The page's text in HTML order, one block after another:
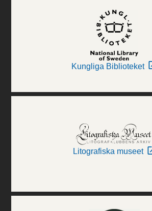
Kungliga Biblioteket
Litografiska museet